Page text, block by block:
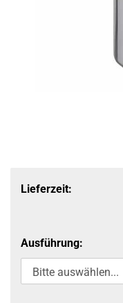
Lieferzeit:
Ausführung: